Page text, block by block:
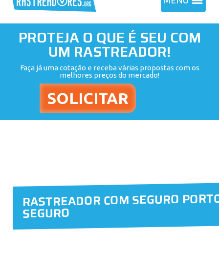
PROTEJA O QUE É SEU COM
UM RASTREADOR!
Faça já uma cotação e receba várias propostas com os
melhores preços do mercado!
RASTREADOR COM SEGURO
SEGURO